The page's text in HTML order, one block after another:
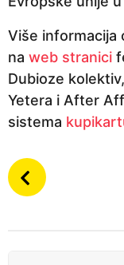
Više informacija
na web stranici
Dubioze
Yetera i After
sistema
P
o